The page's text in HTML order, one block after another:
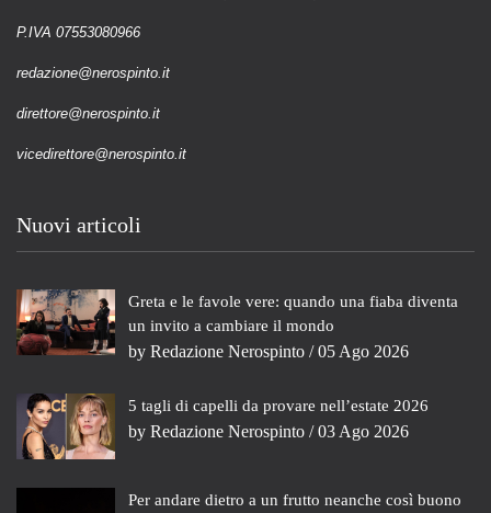
P.IVA 07553080966
redazione@nerospinto.it
direttore@nerospinto.it
vicedirettore@nerospinto.it
Nuovi articoli
Greta e le favole vere: quando una fiaba diventa
un invito a cambiare il mondo
by Redazione Nerospinto / 05 Ago 2026
5 tagli di capelli da provare nell’estate 2026
by Redazione Nerospinto / 03 Ago 2026
Per andare dietro a un frutto neanche così buono